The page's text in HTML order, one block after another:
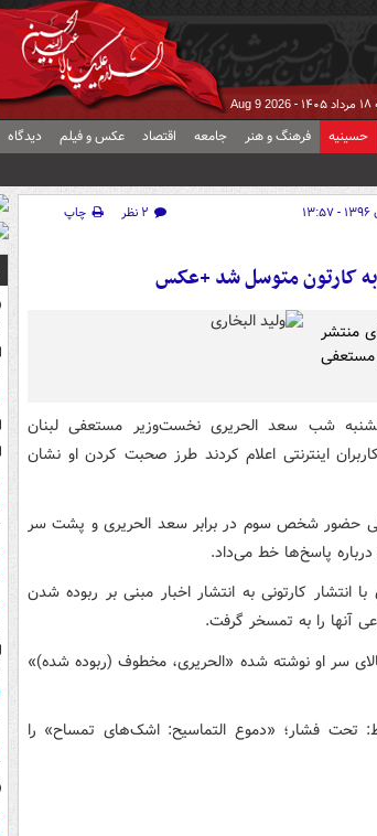
-
Aug 9 2026
حسینیه فرهنگ و هنر جامعه اقتصاد عکس و فیلم دیدگاه
۲ نظر
چاپ
به کارتون متوسل شد +عکس
منتشر
مستعفی
شب سعد الحریری نخست‌وزیر مستعفی لبنان
اینترنتی اعلام کردند طرز صحبت کردن او نشان
حضور شخص سوم در برابر سعد الحریری و پشت سر
پاسخ‌ها خط می‌داد.
انتشار کارتونی به انتشار اخبار مبنی بر ربوده شدن
آنها را به تمسخر گرفت.
سر او نوشته شده «الحریری، مخطوف (ربوده شده)»
تحت فشار؛ «دموع التماسیح: اشک‌های تمساح» را